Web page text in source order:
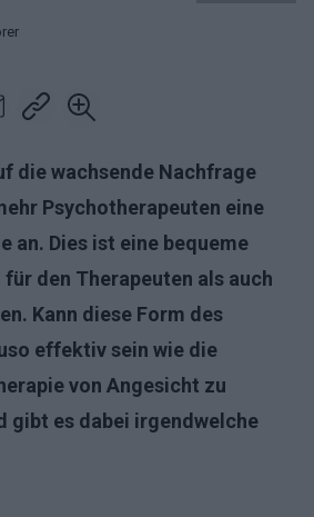
die wachsende Nachfrage
Psychotherapeuten eine
an. Dies ist eine bequeme
den Therapeuten als auch
Kann diese Form des
effektiv sein wie die
von Angesicht zu
gibt es dabei irgendwelche